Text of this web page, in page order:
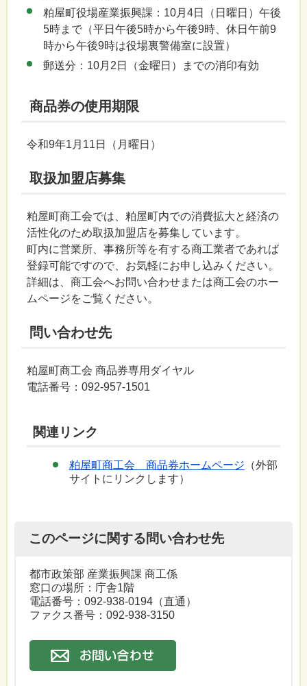
粕屋町役場産業振興課：10月4日（日曜日）午後
5時まで（平日午後5時から午後9時、休日午前9
時から午後9時は役場裏警備室に設置）
郵送分：10月2日（金曜日）までの消印有効
商品券の使用期限
令和9年1月11日（月曜日）
取扱加盟店募集
粕屋町商工会では、粕屋町内での消費拡大と経済の
活性化のため取扱加盟店を募集しています。
町内に営業所、事務所等を有する商工業者であれば
登録可能ですので、お気軽にお申し込みください。
詳細は、商工会へお問い合わせまたは商工会のホー
ムページをご覧ください。
問い合わせ先
粕屋町商工会 商品券専用ダイヤル
電話番号：092-957-1501
関連リンク
粕屋町商工会 商品券ホームページ （外部
サイトにリンクします）
このページに関する問い合わせ先
都市政策部 産業振興課 商工係
窓口の場所：庁舎1階
電話番号： 092-938-0194（直通）
ファクス番号：092-938-3150